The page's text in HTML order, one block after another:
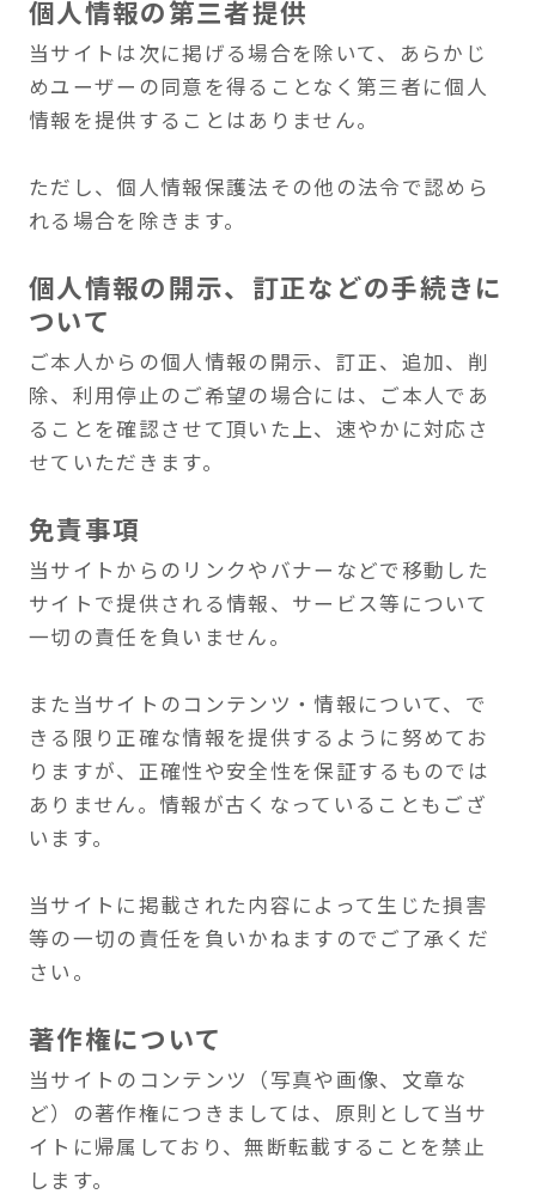
また当サイトのコンテンツ・情報について、で
きる限り正確な情報を提供するように努めてお
りますが、正確性や安全性を保証するものでは
ありません。情報が古くなっていることもござ
います。
当サイトに掲載された内容によって生じた損害
等の一切の責任を負いかねますのでご了承くだ
さい。
著作権について
当サイトのコンテンツ（写真や画像、文章な
ど）の著作権につきましては、原則として当サ
イトに帰属しており、無断転載することを禁止
します。
当サイトのコンテンツを利用したい場合は、別
途お問い合わせください。
リンクについて
当サイトは完全リンクフリーです。リンクを行
う場合の当サイトへの許可や連絡は不要です。
お問い合わせ
プライバシーポリシー